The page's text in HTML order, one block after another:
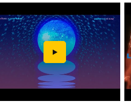
протяжении последних двух
— множество
Kalevi, Eva Geist, Thomas
Ben, Mustelide (дуэт
как своего
особенный вечер в